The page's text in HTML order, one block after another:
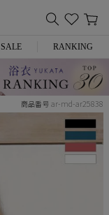
SALE RANKING
商品番号 ar-md-ar25838